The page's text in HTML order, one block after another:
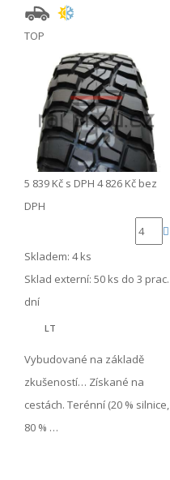
TOP
5 839 Kč s DPH 4 826 Kč bez
DPH
Skladem: 4 ks
Sklad externí: 50 ks do 3 prac.
dní
LT
Vybudované na základě
zkušeností… Získané na
cestách. Terénní (20 % silnice,
80 % …